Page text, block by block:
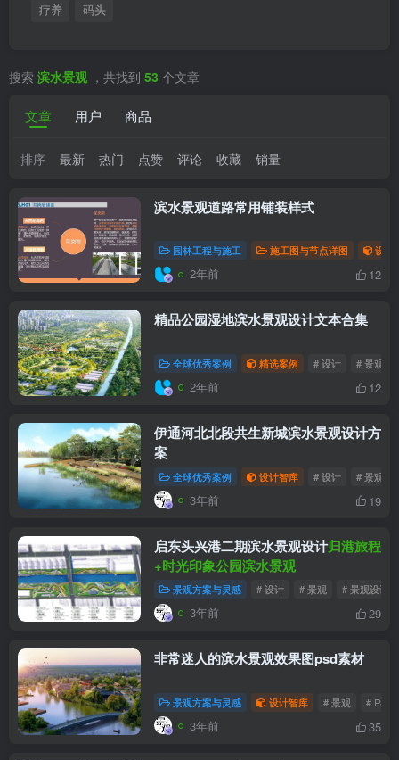
疗养
码头
搜索 滨水景观 ，共找到 53 个文章
文章 用户 商品
排序 最新 热门 点赞 评论 收藏 销量
滨水景观道路常用铺装样式
园林工程与施工 施工图与节点详图 设计
2年前 12
精品公园湿地滨水景观设计文本合集
全球优秀案例 精选案例 # 设计 # 景观
2年前 12
伊通河北北段共生新城滨水景观设计方
案
全球优秀案例 设计智库 # 设计 # 景观
3年前 19
启东头兴港二期滨水景观设计归港旅程
+时光印象公园滨水景观
景观方案与灵感 # 设计 # 景观 # 景观设计
3年前 29
非常迷人的滨水景观效果图psd素材
景观方案与灵感 设计智库 # 景观 # PS
3年前 35